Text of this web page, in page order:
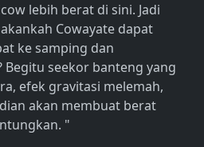
lebih berat di sini. Jadi
Cowayate dapat
ke samping dan
Begitu seekor banteng yang
efek gravitasi melemah,
akan membuat berat
"